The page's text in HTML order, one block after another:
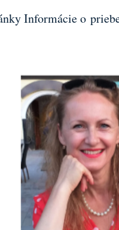
Informácie o